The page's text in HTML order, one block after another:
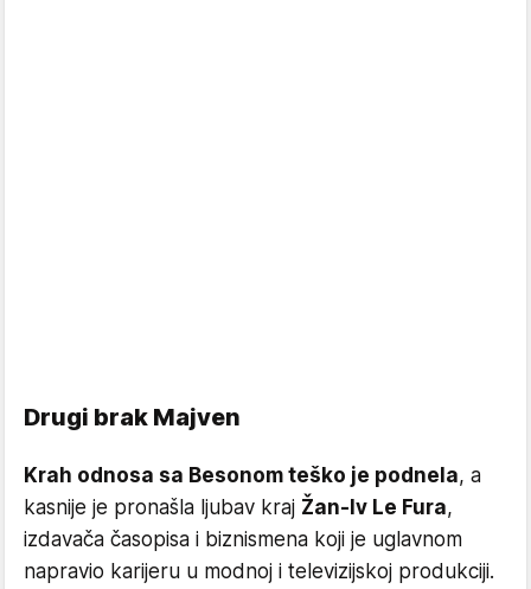
Drugi brak Majven
Krah odnosa sa Besonom teško je podnela, a
kasnije je pronašla ljubav kraj Žan-Iv Le Fura,
izdavača časopisa i biznismena koji je uglavnom
napravio karijeru u modnoj i televizijskoj produkciji.